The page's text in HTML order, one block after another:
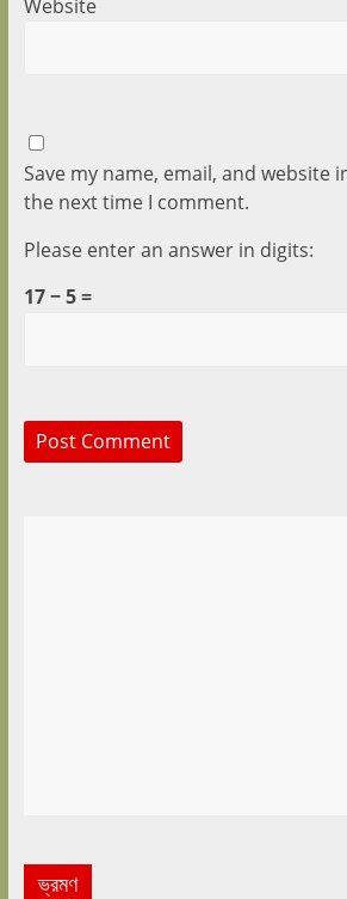
Website
Save my name, email, and website
the next time I comment.
Please enter an answer in digits:
17 − 5 =
ভ্রমণ